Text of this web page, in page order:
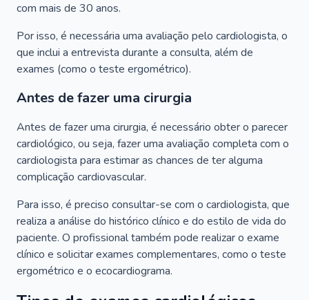
com mais de 30 anos.
Por isso, é necessária uma avaliação pelo cardiologista, o
que inclui a entrevista durante a consulta, além de
exames (como o teste ergométrico).
Antes de fazer uma cirurgia
Antes de fazer uma cirurgia, é necessário obter o parecer
cardiológico, ou seja, fazer uma avaliação completa com o
cardiologista para estimar as chances de ter alguma
complicação cardiovascular.
Para isso, é preciso consultar-se com o cardiologista, que
realiza a análise do histórico clínico e do estilo de vida do
paciente. O profissional também pode realizar o exame
clínico e solicitar exames complementares, como o teste
ergométrico e o ecocardiograma.